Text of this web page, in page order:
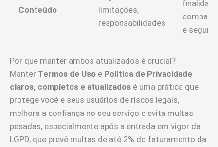
Conteúdo
limitações,
responsabilidades
e
Por que manter ambos atualizados é crucial?
Manter Termos de Uso e Política de Privacidade
claros, completos e atualizados é uma prática que
protege você e seus usuários de riscos legais,
melhora a confiança no seu serviço e evita multas
pesadas, especialmente após a entrada em vigor da
LGPD, que prevê multas de até 2% do faturamento da